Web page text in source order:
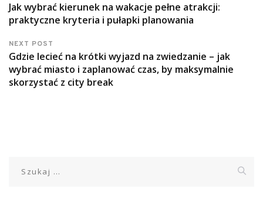
Jak wybrać kierunek na wakacje pełne atrakcji:
praktyczne kryteria i pułapki planowania
NEXT POST
Gdzie lecieć na krótki wyjazd na zwiedzanie – jak
wybrać miasto i zaplanować czas, by maksymalnie
skorzystać z city break